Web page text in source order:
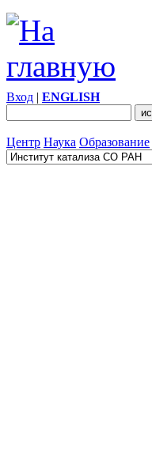
Вход | ENGLISH
Центр Наука Образование